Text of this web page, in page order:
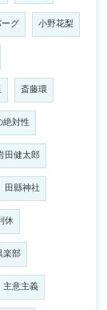
グ 小野花梨
斎藤環
絶対性
田健太郎
田縣神社
休
楽部
主意主義